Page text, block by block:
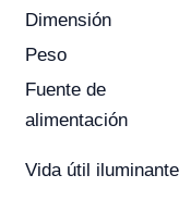
Dimensión
Peso
Fuente de
alimentación
Vida útil iluminante